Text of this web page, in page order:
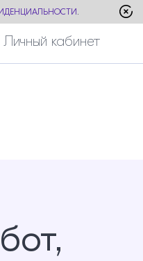
.
Личный кабинет